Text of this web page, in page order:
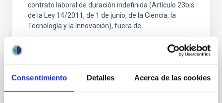
Consentimiento Detalles Acerca de las cookies
contrato laboral de duración indefinida (Artículo 23bis
de la Ley 14/2011, de 1 de junio, de la Ciencia, la
Tecnología y la Innovación), fuera de